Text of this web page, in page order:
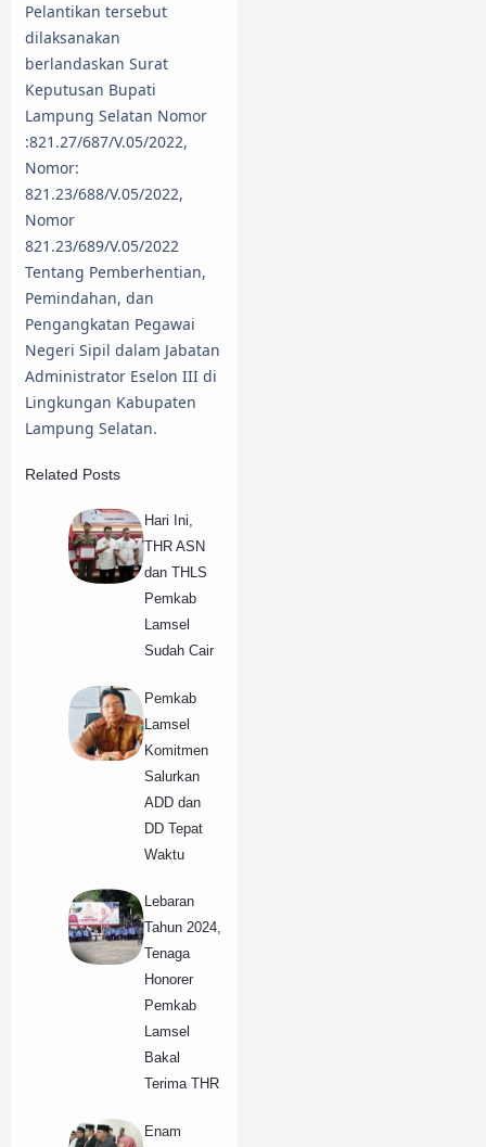
Pelantikan tersebut
dilaksanakan
berlandaskan Surat
Keputusan Bupati
Lampung Selatan Nomor
:821.27/687/V.05/2022,
Nomor:
821.23/688/V.05/2022,
Nomor
821.23/689/V.05/2022
Tentang Pemberhentian,
Pemindahan, dan
Pengangkatan Pegawai
Negeri Sipil dalam Jabatan
Administrator Eselon III di
Lingkungan Kabupaten
Lampung Selatan.
Related Posts
Hari Ini,
THR ASN
dan THLS
Pemkab
Lamsel
Sudah Cair
Pemkab
Lamsel
Komitmen
Salurkan
ADD dan
DD Tepat
Waktu
Lebaran
Tahun 2024,
Tenaga
Honorer
Pemkab
Lamsel
Bakal
Terima THR
Enam